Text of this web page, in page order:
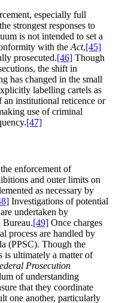
especially full
strongest responses to
is not intended to set a
with the Act,[45]
prosecuted.[46] Though
the shift in
has changed in the small
labelling cartels as
institutional reticence or
use of criminal
[47]
enforcement of
and outer limits on
as necessary by
Investigations of potential
undertaken by
Bureau.[49] Once charges
process are handled by
(PPSC). Though the
is ultimately a matter of
Prosecution
of understanding
that they coordinate
one another, particularly